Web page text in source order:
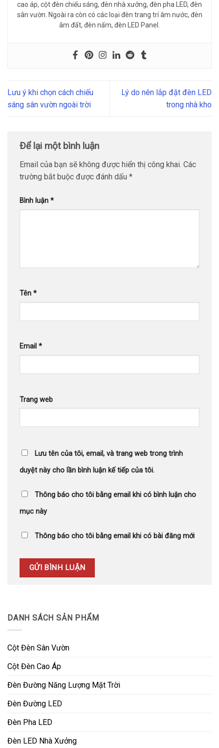
cao áp, cột đèn chiếu sáng, đèn nhà xưởng, đèn pha LED, đèn
sân vườn. Ngoài ra còn có các loại đèn trang trí âm nước, đèn
âm đất, đèn nấm, đèn LED Panel.
Lưu ý khi chọn cách chiếu
sáng sân vườn ngoài trời
Lý do nên lắp đặt đèn LED
trong nhà kho
Để lại một bình luận
Email của bạn sẽ không được hiển thị công khai. Các
trường bắt buộc được đánh dấu *
Bình luận *
Tên *
Email *
Trang web
Lưu tên của tôi, email, và trang web trong trình
duyệt này cho lần bình luận kế tiếp của tôi.
Thông báo cho tôi bằng email khi có bình luận cho
mục này
Thông báo cho tôi bằng email khi có bài đăng mới
DANH SÁCH SẢN PHẨM
Cột Đèn Sân Vườn
Cột Đèn Cao Áp
Đèn Đường Năng Lượng Mặt Trời
Đèn Đường LED
Đèn Pha LED
Đèn LED Nhà Xưởng